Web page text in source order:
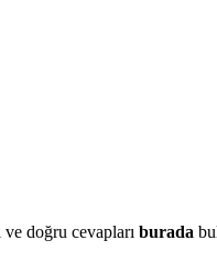
doğru cevapları burada